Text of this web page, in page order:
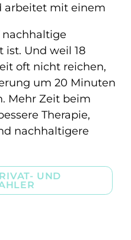
arbeitet mit einem
nachhaltige
ist. Und weil 18
oft nicht reichen,
um 20 Minuten
Mehr Zeit beim
Therapie,
nachhaltigere
UND